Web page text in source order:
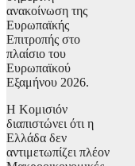
ανακοίνωση της
Ευρωπαϊκής
Επιτροπής στο
πλαίσιο του
Ευρωπαϊκού
Εξαμήνου 2026.
Η Κομισιόν
διαπιστώνει ότι η
Ελλάδα δεν
αντιμετωπίζει πλέον